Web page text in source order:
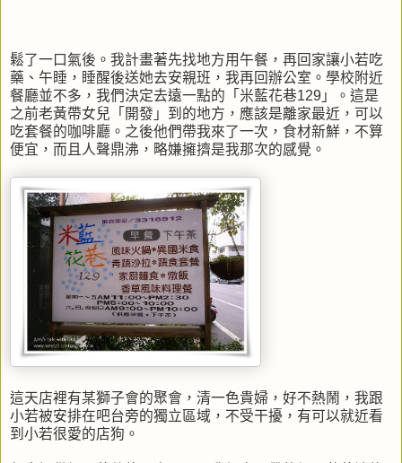
鬆了一口氣後。我計畫著先找地方用午餐，再回家讓小若吃
藥、午睡，睡醒後送她去安親班，我再回辦公室。學校附近
餐廳並不多，我們決定去遠一點的「米藍花巷129」。這是
之前老黃帶女兒「開發」到的地方，應該是離家最近，可以
吃套餐的咖啡廳。之後他們帶我來了一次，食材新鮮，不算
便宜，而且人聲鼎沸，略嫌擁擠是我那次的感覺。
這天店裡有某獅子會的聚會，清一色貴婦，好不熱鬧，我跟
小若被安排在吧台旁的獨立區域，不受干擾，有可以就近看
到小若很愛的店狗。